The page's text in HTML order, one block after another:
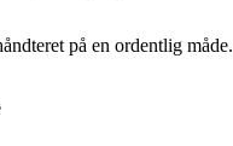
på en ordentlig måde.